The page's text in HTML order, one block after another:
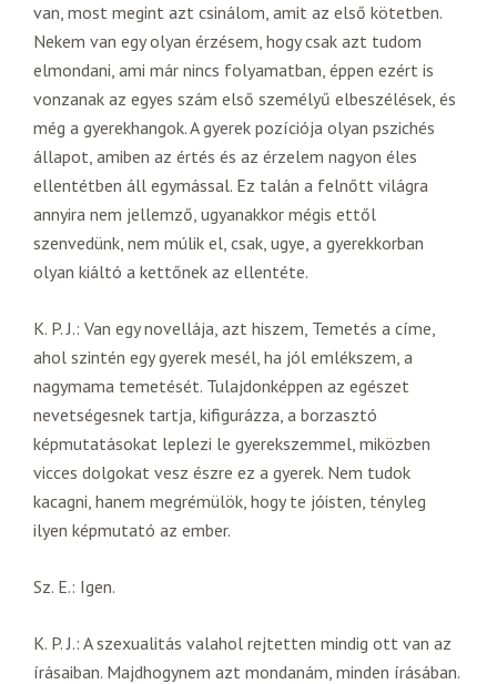
van, most megint azt csinálom, amit az első kötetben.
Nekem van egy olyan érzésem, hogy csak azt tudom
elmondani, ami már nincs folyamatban, éppen ezért is
vonzanak az egyes szám első személyű elbeszélések, és
még a gyerekhangok. A gyerek pozíciója olyan pszichés
állapot, amiben az értés és az érzelem nagyon éles
ellentétben áll egymással. Ez talán a felnőtt világra
annyira nem jellemző, ugyanakkor mégis ettől
szenvedünk, nem múlik el, csak, ugye, a gyerekkorban
olyan kiáltó a kettőnek az ellentéte.
K. P. J.: Van egy novellája, azt hiszem, Temetés a címe,
ahol szintén egy gyerek mesél, ha jól emlékszem, a
nagymama temetését. Tulajdonképpen az egészet
nevetségesnek tartja, kifigurázza, a borzasztó
képmutatásokat leplezi le gyerekszemmel, miközben
vicces dolgokat vesz észre ez a gyerek. Nem tudok
kacagni, hanem megrémülök, hogy te jóisten, tényleg
ilyen képmutató az ember.
Sz. E.: Igen.
K. P. J.: A szexualitás valahol rejtetten mindig ott van az
írásaiban. Majdhogynem azt mondanám, minden írásában.